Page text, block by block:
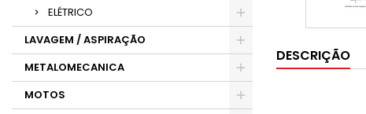
ELÉTRICO
LAVAGEM / ASPIRAÇÃO
METALOMECANICA
MOTOS
DESCRIÇÃO